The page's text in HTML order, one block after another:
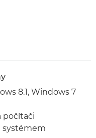
8.1, Windows 7
počítači
systémem